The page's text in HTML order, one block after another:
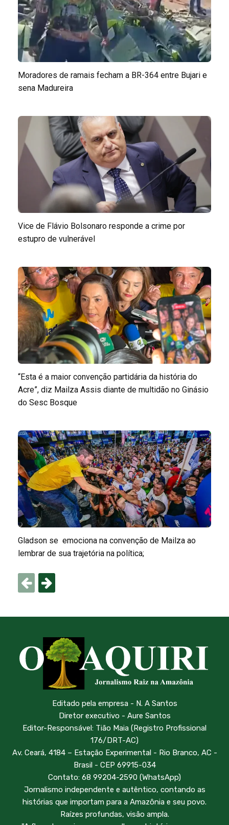
Moradores de ramais fecham a BR-364 entre Bujari e
sena Madureira
Vice de Flávio Bolsonaro responde a crime por
estupro de vulnerável
“Esta é a maior convenção partidária da história do
Acre”, diz Mailza Assis diante de multidão no Ginásio
do Sesc Bosque
Gladson se emociona na convenção de Mailza ao
lembrar de sua trajetória na política;
Editado pela empresa - N. A Santos
Diretor executivo - Aure Santos
Editor-Responsável: Tião Maia (Registro Profissional
176/DRT-AC)
Av. Ceará, 4184 – Estação Experimental - Rio Branco, AC -
Brasil - CEP 69915-034
Contato: 68 99204-2590 (WhatsApp)
Jornalismo independente e autêntico, contando as
histórias que importam para a Amazônia e seu povo.
Raízes profundas, visão ampla.